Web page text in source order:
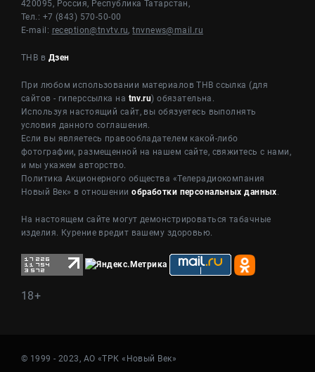
420095, Россия, Республика Татарстан,
Тел.: +7 (843) 570-50-00
E-mail: reception@tnvtv.ru,tnvnews@mail.ru
ТНВ в Дзен
При любом использовании материалов ТНВ ссылка (для
сайтов - гиперссылка на tnv.ru) обязательна.
Используя настоящий сайт, вы обязуетесь выполнять
условия данного соглашения.
Если вы являетесь правообладателем какой-либо
фотографии, размещенной на нашем сайте, свяжитесь с нами,
и мы укажем авторство.
Политика Акционерного общества «Телерадиокомпания
Новый Век» в отношенииобработки персональных данных.
На настоящем сайте могут демонстрироваться табачные
изделия. Курение вредит вашему здоровью.
18+
© 1999 - 2023, АО «ТРК «Новый Век»